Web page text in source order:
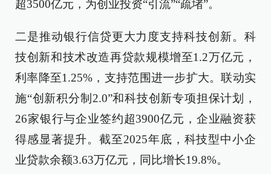
超3500亿元，为创业投资“引流”“疏堵”。
二是推动银行信贷更大力度支持科技创新。科
技创新和技术改造再贷款规模增至1.2万亿元，
利率降至1.25%，支持范围进一步扩大。联动实
施“创新积分制2.0”和科技创新专项担保计划，
26家银行与企业签约超3900亿元，企业融资获
得感显著提升。截至2025年底，科技型中小企
业贷款余额3.63万亿元，同比增长19.8%。